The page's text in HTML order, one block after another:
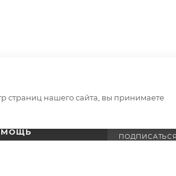
страниц нашего сайта, вы принимаете